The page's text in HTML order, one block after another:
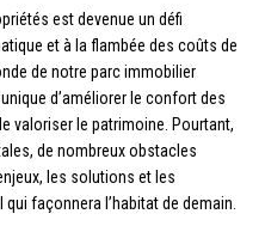
est devenue un défi
et à la flambée des coûts de
de notre parc immobilier
d’améliorer le confort des
valoriser le patrimoine. Pourtant,
de nombreux obstacles
les solutions et les
façonnera l’habitat de demain.